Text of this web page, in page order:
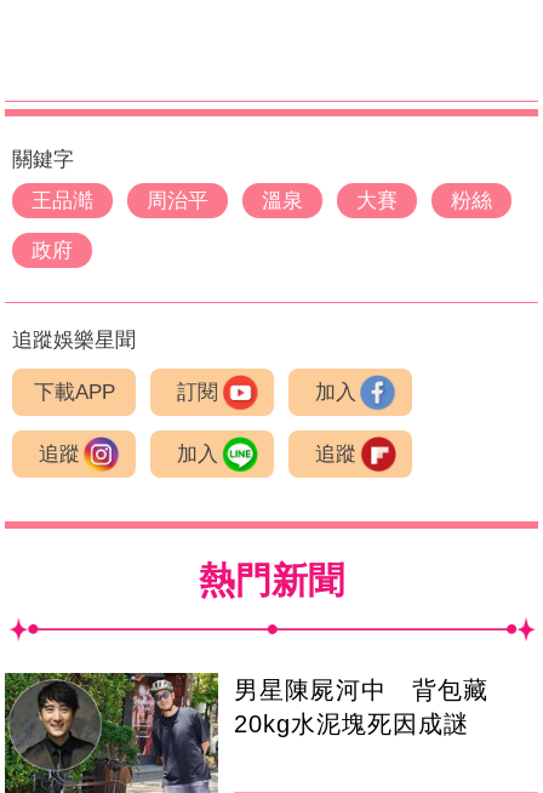
關鍵字
王品澔
周治平 溫泉 大賽 粉絲
政府
追蹤娛樂星聞
下載APP 訂閱 加入
追蹤 加入 追蹤
熱門新聞
男星陳屍河中 背包藏
20kg水泥塊死因成謎